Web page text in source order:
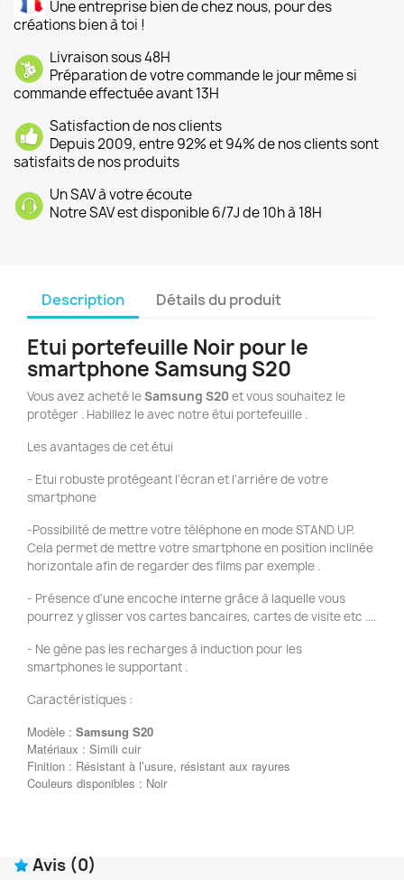
Une entreprise bien de chez nous, pour des
créations bien à toi !
Livraison sous 48H
Préparation de votre commande le jour même si
commande effectuée avant 13H
Satisfaction de nos clients
Depuis 2009, entre 92% et 94% de nos clients sont
satisfaits de nos produits
Un SAV à votre écoute
Notre SAV est disponible 6/7J de 10h à 18H
Description Détails du produit
Etui portefeuille Noir pour le
smartphone Samsung S20
Vous avez acheté leSamsung S20 et vous souhaitez le
protéger . Habillez le avec notre étui portefeuille .
Les avantages de cet étui
- Etui robuste protégeant l'écran et l'arrière de votre
smartphone
-Possibilité de mettre votre téléphone en mode STAND UP.
Cela permet de mettre votre smartphone en position inclinée
horizontale afin de regarder des films par exemple .
- Présence d'une encoche interne grâce à laquelle vous
pourrez y glisser vos cartes bancaires, cartes de visite etc ....
- Ne gène pas les recharges à induction pour les
smartphones le supportant .
Caractéristiques :
Modèle : Samsung S20
Matériaux : Simili cuir
Finition : Résistant à l’usure, résistant aux rayures
Couleurs disponibles : Noir
Avis (0)